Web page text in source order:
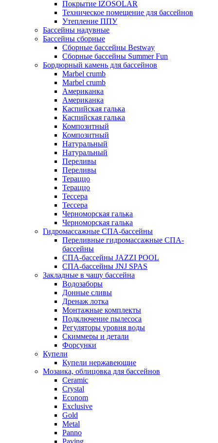
Покрытие IZOSOLAR
Техническое помещение для бассейнов
Утепление ППУ
Бассейны надувные
Бассейны сборные
Сборные бассейны Bestway
Сборные бассейны Summer Fun
Бордюрный камень для бассейнов
Marbel crumb
Marbel crumb
Американка
Американка
Каспийская галька
Каспийская галька
Композитный
Композитный
Натуральный
Натуральный
Переливы
Переливы
Тераццо
Тераццо
Тессера
Тессера
Черноморская галька
Черноморская галька
Гидромассажные СПА-бассейны
Переливные гидромассажные СПА-
бассейны
СПА-бассейны JAZZI POOL
СПА-бассейны JNJ SPAS
Закладные в чашу бассейна
Водозаборы
Донные сливы
Дренаж лотка
Монтажные комплекты
Подключение пылесоса
Регуляторы уровня воды
Скиммеры и детали
Форсунки
Купели
Купели нержавеющие
Мозаика, облицовка для бассейнов
Ceramic
Crystal
Econom
Exclusive
Gold
Metal
Panno
Paving